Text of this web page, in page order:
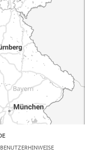
BENUTZERHINWEISE